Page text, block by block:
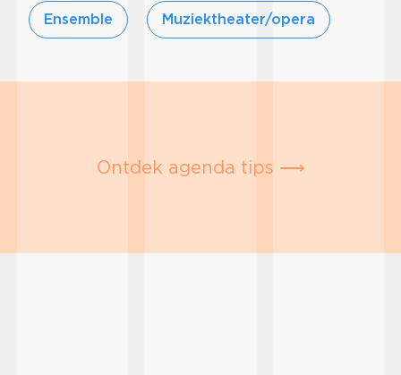
Ensemble Muziektheater/opera
Ontdek agenda tips ⟶